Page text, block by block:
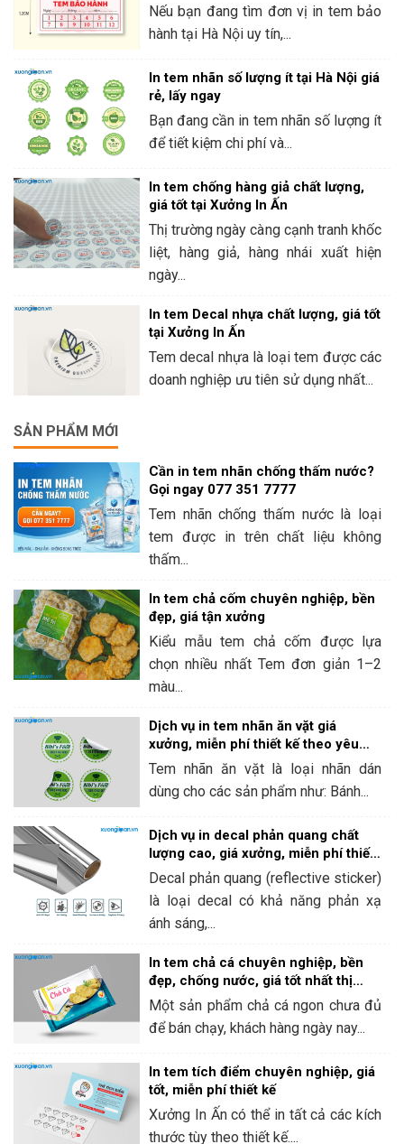
Nếu bạn đang tìm đơn vị in tem bảo
hành tại Hà Nội uy tín,...
In tem nhãn số lượng ít tại Hà Nội giá
rẻ, lấy ngay
Bạn đang cần in tem nhãn số lượng ít
để tiết kiệm chi phí và...
In tem chống hàng giả chất lượng,
giá tốt tại Xưởng In Ấn
Thị trường ngày càng cạnh tranh khốc
liệt, hàng giả, hàng nhái xuất hiện
ngày...
In tem Decal nhựa chất lượng, giá tốt
tại Xưởng In Ấn
Tem decal nhựa là loại tem được các
doanh nghiệp ưu tiên sử dụng nhất...
SẢN PHẨM MỚI
Cần in tem nhãn chống thấm nước?
Gọi ngay 077 351 7777
Tem nhãn chống thấm nước là loại
tem được in trên chất liệu không
thấm...
In tem chả cốm chuyên nghiệp, bền
đẹp, giá tận xưởng
Kiểu mẫu tem chả cốm được lựa
chọn nhiều nhất Tem đơn giản 1–2
màu...
Dịch vụ in tem nhãn ăn vặt giá
xưởng, miễn phí thiết kế theo yêu
cầu
Tem nhãn ăn vặt là loại nhãn dán
dùng cho các sản phẩm như: Bánh...
Dịch vụ in decal phản quang chất
lượng cao, giá xưởng, miễn phí thiết
kế tại Xưởng In Ấn
Decal phản quang (reflective sticker)
là loại decal có khả năng phản xạ
ánh sáng,...
In tem chả cá chuyên nghiệp, bền
đẹp, chống nước, giá tốt nhất thị
trường
Một sản phẩm chả cá ngon chưa đủ
để bán chạy, khách hàng ngày nay...
In tem tích điểm chuyên nghiệp, giá
tốt, miễn phí thiết kế
Xưởng In Ấn có thể in tất cả các kích
thước tùy theo thiết kế....